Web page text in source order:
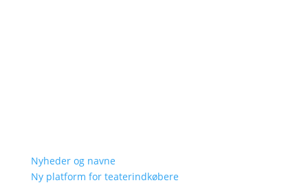
Nyheder og navne
Ny platform for teaterindkøbere